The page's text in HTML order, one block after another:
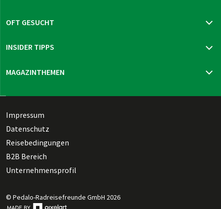
OFT GESUCHT
Newsletter bestellen
Reiseversicherung
INSIDER TIPPS
Prag - Wien
Holländische Wasserlinie
Dänische Südsee pur
MAGAZINTHEMEN
Technik, Trends & Tests
Impressum
Datenschutz
Reisebedingungen
B2B Bereich
Unternehmensprofil
© Pedalo-Radreisefreunde GmbH 2026